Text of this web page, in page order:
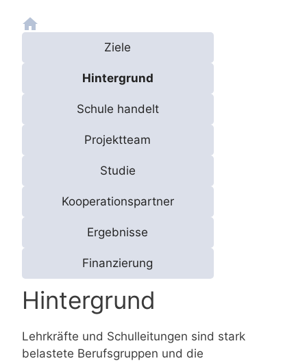
Ziele
Hintergrund
Schule handelt
Projektteam
Studie
Kooperationspartner
Ergebnisse
Finanzierung
Hintergrund
Lehrkräfte und Schulleitungen sind stark
belastete Berufsgruppen und die